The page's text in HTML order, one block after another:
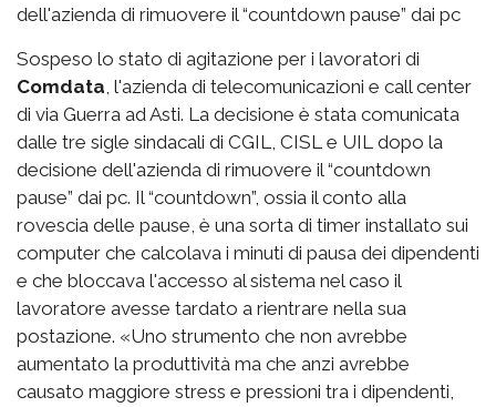
dell'azienda di rimuovere il “countdown pause” dai pc
Sospeso lo stato di agitazione per i lavoratori di
Comdata, l'azienda di telecomunicazioni e call center
di via Guerra ad Asti. La decisione è stata comunicata
dalle tre sigle sindacali di CGIL, CISL e UIL dopo la
decisione dell'azienda di rimuovere il “countdown
pause” dai pc. Il “countdown”, ossia il conto alla
rovescia delle pause, è una sorta di timer installato sui
computer che calcolava i minuti di pausa dei dipendenti
e che bloccava l'accesso al sistema nel caso il
lavoratore avesse tardato a rientrare nella sua
postazione. «Uno strumento che non avrebbe
aumentato la produttività ma che anzi avrebbe
causato maggiore stress e pressioni tra i dipendenti,